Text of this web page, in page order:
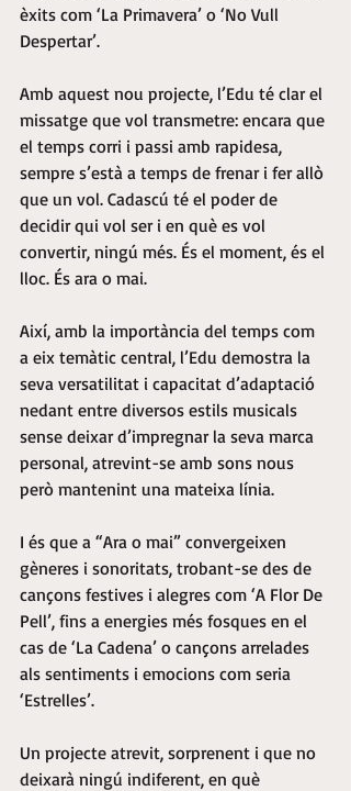
èxits com ‘La Primavera’ o ‘No Vull
Despertar’.
Amb aquest nou projecte, l’Edu té clar el
missatge que vol transmetre: encara que
el temps corri i passi amb rapidesa,
sempre s’està a temps de frenar i fer allò
que un vol. Cadascú té el poder de
decidir qui vol ser i en què es vol
convertir, ningú més. És el moment, és el
lloc. És ara o mai.
Així, amb la importància del temps com
a eix temàtic central, l’Edu demostra la
seva versatilitat i capacitat d’adaptació
nedant entre diversos estils musicals
sense deixar d’impregnar la seva marca
personal, atrevint-se amb sons nous
però mantenint una mateixa línia.
I és que a “Ara o mai” convergeixen
gèneres i sonoritats, trobant-se des de
cançons festives i alegres com ‘A Flor De
Pell’, fins a energies més fosques en el
cas de ‘La Cadena’ o cançons arrelades
als sentiments i emocions com seria
‘Estrelles’.
Un projecte atrevit, sorprenent i que no
deixarà ningú indiferent, en què